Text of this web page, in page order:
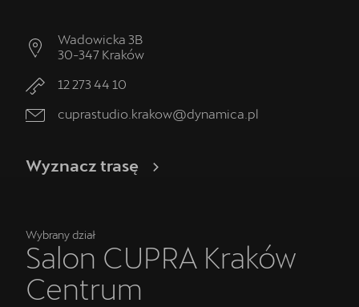
Wadowicka 3B
30-347 Kraków
12 273 44 10
cuprastudio.krakow@dynamica.pl
Wyznacz trasę
Wybrany dział
Salon CUPRA Kraków
Centrum